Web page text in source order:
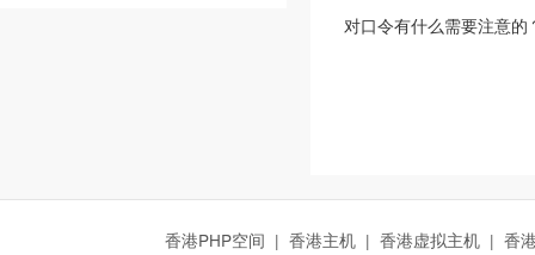
对口令有什么需要注意的
香港PHP空间 | 香港主机 | 香港虚拟主机 | 香